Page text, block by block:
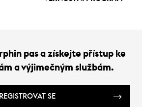
pas a získejte přístup ke
a výjimečným službám.
REGISTROVAT SE